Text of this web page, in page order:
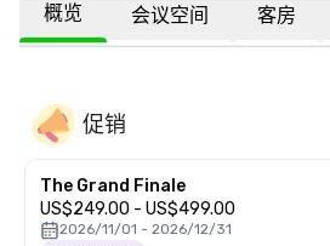
概览 会议空间 客房
促销
The Grand Finale
US$249.00 - US$499.00
2026/11/01 - 2026/12/31